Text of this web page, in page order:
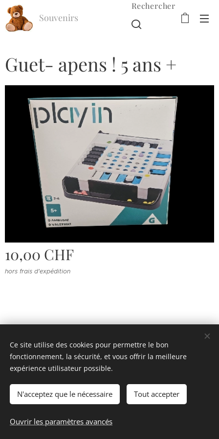
Souvenirs
Rechercher
Guet- apens ! 5 ans +
10,00 CHF
hors frais d'expédition
Épuisé
Ce site utilise des cookies pour permettre le bon
fonctionnement, la sécurité, et vous offrir la meilleure
expérience utilisateur possible.
N'acceptez que le nécessaire Tout accepter
Ouvrir les paramètres avancés